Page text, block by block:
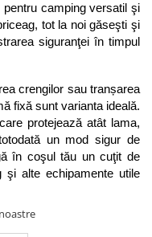
camping versatil şi
tot la noi găseşti şi
siguranţei în timpul
crengilor sau tranșarea
fixă sunt varianta ideală.
protejează atât lama,
un mod sigur de
în coşul tău un cuţit de
şi alte echipamente utile